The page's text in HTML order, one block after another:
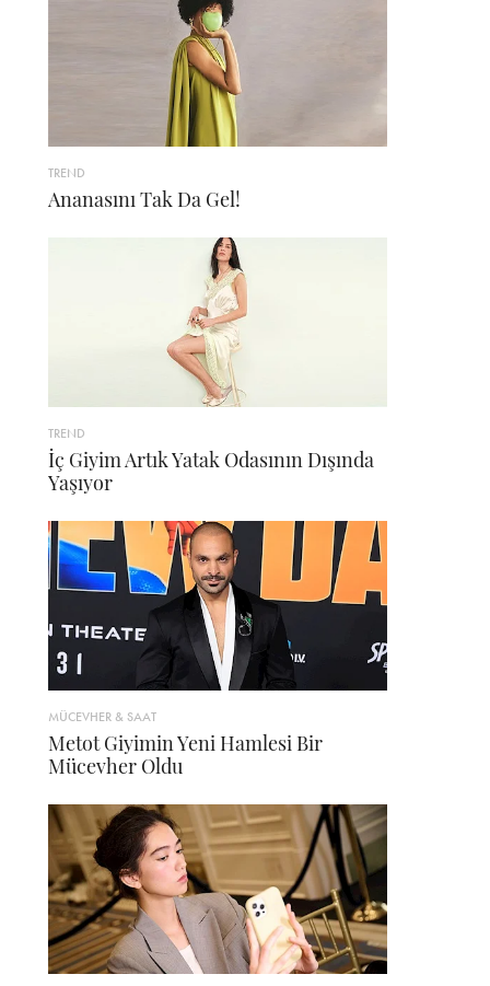
TREND
Ananasını Tak Da Gel!
TREND
İç Giyim Artık Yatak Odasının Dışında
Yaşıyor
MÜCEVHER & SAAT
Metot Giyimin Yeni Hamlesi Bir
Mücevher Oldu